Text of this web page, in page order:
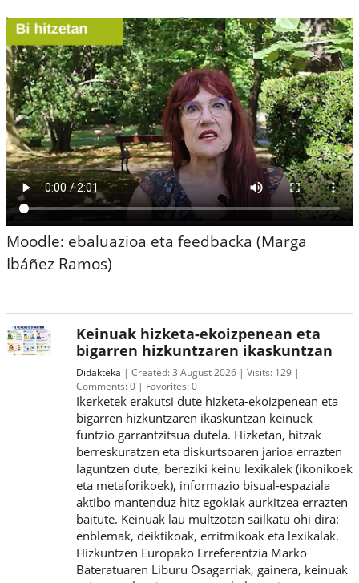
Blocks
Moodle: ebaluazioa eta feedbacka (Marga
Ibáñez Ramos)
Keinuak hizketa-ekoizpenean eta
bigarren hizkuntzaren ikaskuntzan
Didakteka Created: 3 August 2026 Visits: 129
Comments:0 Favorites:0
Ikerketek erakutsi dute hizketa-ekoizpenean eta
bigarren hizkuntzaren ikaskuntzan keinuek
funtzio garrantzitsua dutela. Hizketan, hitzak
berreskuratzen eta diskurtsoaren jarioa errazten
laguntzen dute, bereziki keinu lexikalek (ikonikoek
eta metaforikoek), informazio bisual-espaziala
aktibo mantenduz hitz egokiak aurkitzea errazten
baitute. Keinuak lau multzotan sailkatu ohi dira:
enblemak, deiktikoak, erritmikoak eta lexikalak.
Hizkuntzen Europako Erreferentzia Marko
Bateratuaren Liburu Osagarriak, gainera, keinuak